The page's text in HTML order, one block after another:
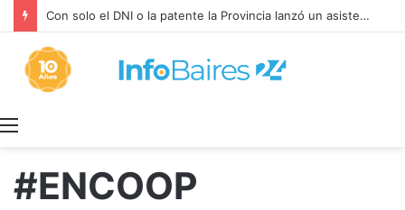
Con solo el DNI o la patente la Provincia lanzó un asistente virtual para consultar infracciones en segundos
#ENCOOP